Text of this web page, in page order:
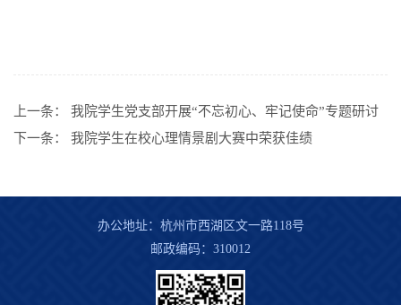
上一条： 我院学生党支部开展“不忘初心、牢记使命”专题研讨
下一条： 我院学生在校心理情景剧大赛中荣获佳绩
办公地址：杭州市西湖区文一路118号
邮政编码：310012